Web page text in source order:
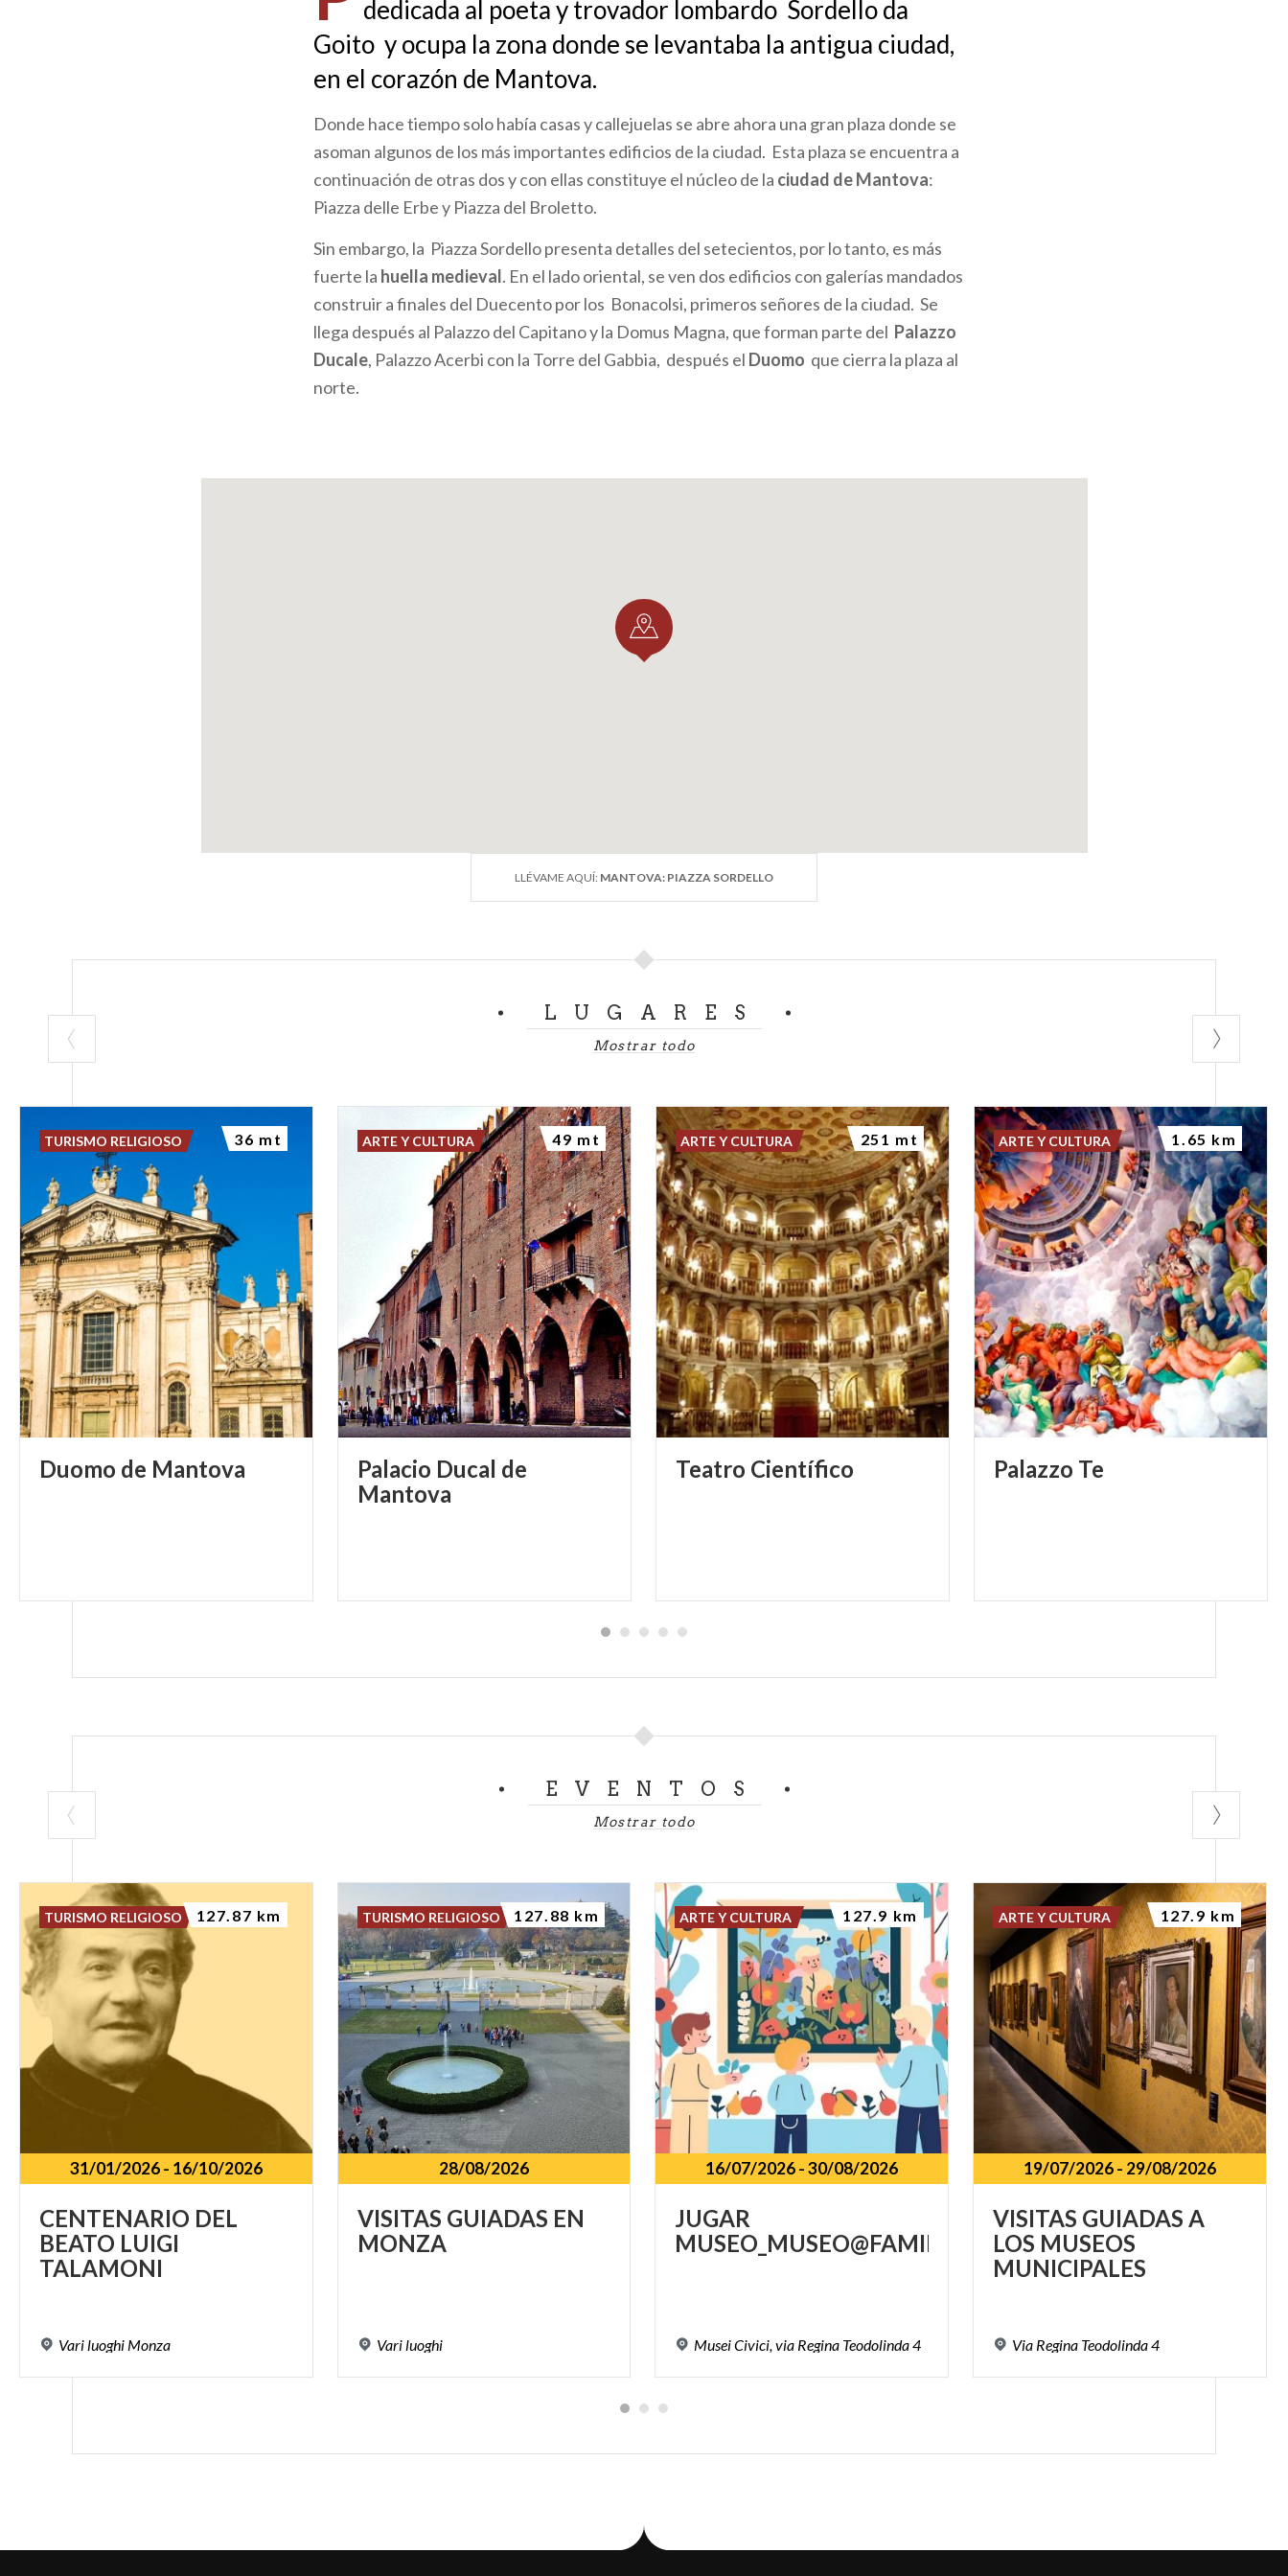
dedicada al poeta y trovador lombardo Sordello da
Goito y ocupa la zona donde se levantaba la antigua ciudad,
en el corazón de Mantova.
Donde hace tiempo solo había casas y callejuelas se abre ahora una gran plaza donde se
asoman algunos de los más importantes edificios de la ciudad. Esta plaza se encuentra a
continuación de otras dos y con ellas constituye el núcleo de la ciudad de Mantova:
Piazza delle Erbe y Piazza del Broletto.
Sin embargo, la Piazza Sordello presenta detalles del setecientos, por lo tanto, es más
fuerte la huella medieval. En el lado oriental, se ven dos edificios con galerías mandados
construir a finales del Duecento por los Bonacolsi, primeros señores de la ciudad. Se
llega después al Palazzo del Capitano y la Domus Magna, que forman parte del Palazzo
Ducale, Palazzo Acerbi con la Torre del Gabbia, después el Duomo que cierra la plaza al
norte.
LLÉVAME AQUÍ: MANTOVA: PIAZZA SORDELLO
LUGARES
Mostrar todo
Duomo de Mantova
TURISMO RELIGIOSO 36 mt
Palacio Ducal de
Mantova
ARTE Y CULTURA 49 mt
Teatro Científico
ARTE Y CULTURA 251 mt
Palazzo Te
ARTE Y CULTURA 1.65 km
EVENTOS
Mostrar todo
31/01/2026- 16/10/2026
CENTENARIO DEL
BEATO LUIGI
TALAMONI
Variluoghi Monza
TURISMO RELIGIOSO 127.87 km
28/08/2026
VISITAS GUIADAS EN
MONZA
Variluoghi
TURISMO RELIGIOSO 127.88 km
16/07/2026-30/08/2026
JUGAR
MUSEO_MUSEO@FAMILY
MuseiCivici,via Regina Teodolinda4
ARTE Y CULTURA 127.9 km
19/07/2026- 29/08/2026
VISITAS GUIADAS A
LOS MUSEOS
MUNICIPALES
Via Regina Teodolinda4
ARTE Y CULTURA 127.9 km